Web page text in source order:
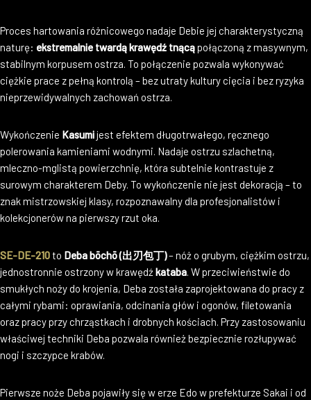
Proces hartowania różnicowego nadaje Debie jej charakterystyczną
naturę: ekstremalnie twardą krawędź tnącąpołączoną z masywnym,
stabilnym korpusem ostrza. To połączenie pozwala wykonywać
ciężkie prace z pełną kontrolą – bez utraty kultury cięcia i bez ryzyka
nieprzewidywalnych zachowań ostrza.
Wykończenie Kasumijest efektem długotrwałego, ręcznego
polerowania kamieniami wodnymi. Nadaje ostrzu szlachetną,
mleczno-mglistą powierzchnię, która subtelnie kontrastuje z
surowym charakterem Deby. To wykończenie nie jest dekoracją – to
znak mistrzowskiej klasy, rozpoznawalny dla profesjonalistów i
kolekcjonerów na pierwszy rzut oka.
SE-DE-210to Deba bōchō (出刃包丁)– nóż o grubym, ciężkim ostrzu,
jednostronnie ostrzony w krawędź kataba. W przeciwieństwie do
smukłych noży do krojenia, Deba została zaprojektowana do pracy z
całymi rybami: oprawiania, odcinania głów i ogonów, filetowania
oraz pracy przy chrząstkach i drobnych kościach. Przy zastosowaniu
właściwej techniki Deba pozwala również bezpiecznie rozłupywać
nogi i szczypce krabów.
Pierwsze noże Deba pojawiły się w erze Edo w prefekturze Sakai i od